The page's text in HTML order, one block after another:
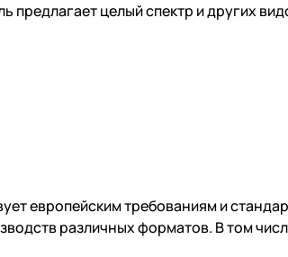
предлагает целый спектр и других
европейским требованиям и
различных форматов. В том